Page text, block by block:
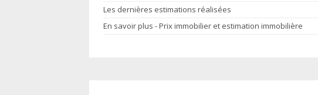
Les dernières estimations réalisées
En savoir plus - Prix immobilier et estimation immobilière